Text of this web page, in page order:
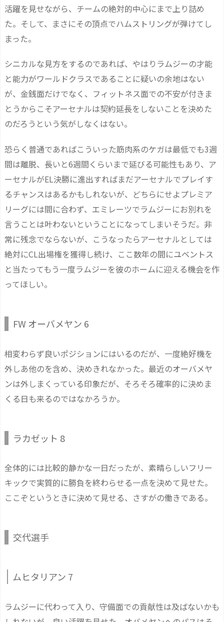
活躍を見せながら、チームの絶対的中心にまで上り詰め
た。そして、まさにその頂点でハムストリングが弾けてし
まった。
シニカルな見方をするのであれば、やはりラムジーの才能
と能力がワールドクラスであることに疑いの余地はない
が、金銭面だけでなく、フィットネス面での不安が付きま
とうからこそアーセナルは契約延長をしないことを決めた
のだろうという気がしなくはない。
恐らく普通であればこういった筋肉系のケガは最低でも3週
間は離脱、長いと6週間くらいまで延びる可能性もあり、ア
ーセナルがEL決勝に進出すればまだアーセナルでプレイす
るチャンスはあるかもしれないが、どちらにせよプレミア
リーグには間に合わず、エミレーツでラムジーにお別れを
言うことは叶わないということになってしまいそうだ。非
常に残念でならないが、こうなったらアーセナルとしては
絶対にCL出場権を獲得し続け、ここ数年の間にユベントス
と当たってもう一度ラムジーを彼のホームに迎える機会を作
ってほしい。
FW オーバメヤン 6
相変わらず良いポジションにはいるのだが、一度絶好機を
外しあ他のを含め、決めきれなかった。最近のオーバメヤ
ンは外しまくっている印象だが、そろそろ確率的に決めま
くる日も来るのではなかろうか。
ラカゼット 8
全体的には比較的静かな一日だったが、素晴らしいフリー
キックで実質的に勝負を終わらせる一点を決めて見せた。
ここぞというときに決めて見せる、さすがの働きである。
交代選手
ムヒタリアン 7
ラムジーに代わって入り、守備面での貢献性は及ばないかも